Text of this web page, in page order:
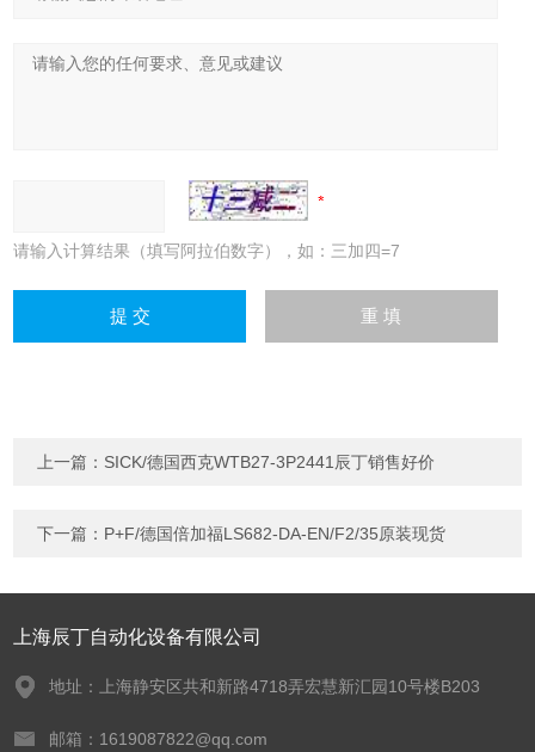
请输入计算结果（填写阿拉伯数字），如：三加四=7
上一篇： SICK/德国西克WTB27-3P2441辰丁销售好价
下一篇： P+F/德国倍加福LS682-DA-EN/F2/35原装现货
上海辰丁自动化设备有限公司
地址：上海静安区共和新路4718弄宏慧新汇园10号楼B203
邮箱：1619087822@qq.com